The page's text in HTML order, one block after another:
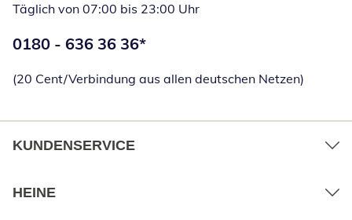
Täglich von 07:00 bis 23:00 Uhr
Telefonnummer:
0180 - 636 36 36*
(20 Cent/Verbindung aus allen deutschen Netzen)
KUNDENSERVICE
HEINE